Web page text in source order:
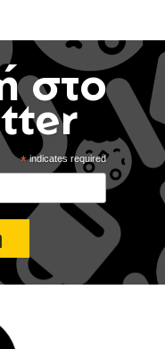
στο
*indicates required